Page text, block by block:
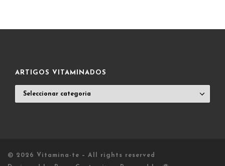
ARTIGOS VITAMINADOS
VITAMINADOS
© 2026 Vitamina-te – All rights reserved